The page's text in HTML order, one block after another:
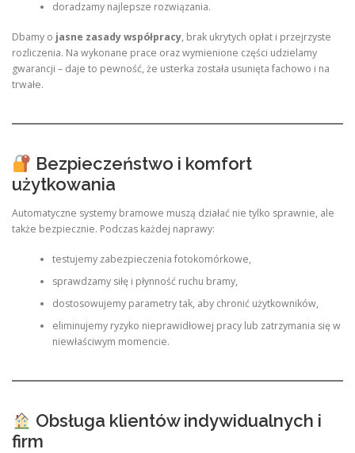
doradzamy najlepsze rozwiązania.
Dbamy o jasne zasady współpracy, brak ukrytych opłat i przejrzyste
rozliczenia. Na wykonane prace oraz wymienione części udzielamy
gwarancji – daje to pewność, że usterka została usunięta fachowo i na
trwałe.
Bezpieczeństwo i komfort
użytkowania
Automatyczne systemy bramowe muszą działać nie tylko sprawnie, ale
także bezpiecznie. Podczas każdej naprawy:
testujemy zabezpieczenia fotokomórkowe,
sprawdzamy siłę i płynność ruchu bramy,
dostosowujemy parametry tak, aby chronić użytkowników,
eliminujemy ryzyko nieprawidłowej pracy lub zatrzymania się w
niewłaściwym momencie.
Obsługa klientów indywidualnych i
firm